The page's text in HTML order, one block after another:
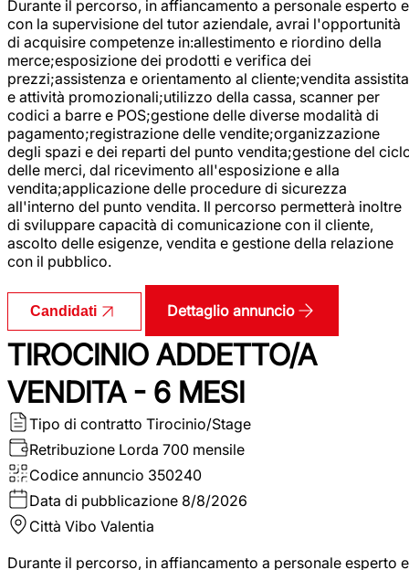
Durante il percorso, in affiancamento a personale esperto e
con la supervisione del tutor aziendale, avrai l'opportunità
di acquisire competenze in:allestimento e riordino della
merce;esposizione dei prodotti e verifica dei
prezzi;assistenza e orientamento al cliente;vendita assistita
e attività promozionali;utilizzo della cassa, scanner per
codici a barre e POS;gestione delle diverse modalità di
pagamento;registrazione delle vendite;organizzazione
degli spazi e dei reparti del punto vendita;gestione del
delle merci, dal ricevimento all'esposizione e alla
vendita;applicazione delle procedure di sicurezza
all'interno del punto vendita. Il percorso permetterà inoltre
di sviluppare capacità di comunicazione con il cliente,
ascolto delle esigenze, vendita e gestione della relazione
con il pubblico.
Candidati Dettaglio annuncio
TIROCINIO ADDETTO/A
VENDITA - 6 MESI
Tipo di contratto Tirocinio/Stage
Retribuzione Lorda 700 mensile
Codice annuncio 350240
Data di pubblicazione 8/8/2026
Città Vibo Valentia
Durante il percorso, in affiancamento a personale esperto e